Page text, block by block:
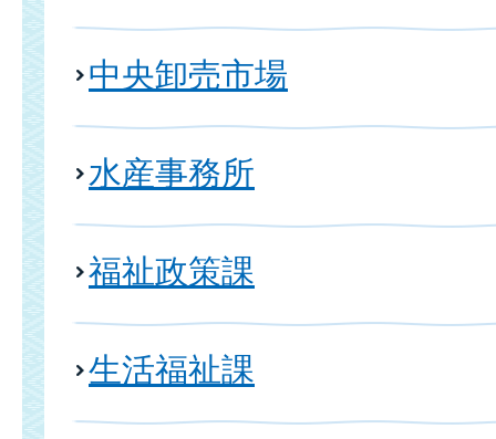
中央卸売市場
水産事務所
福祉政策課
生活福祉課